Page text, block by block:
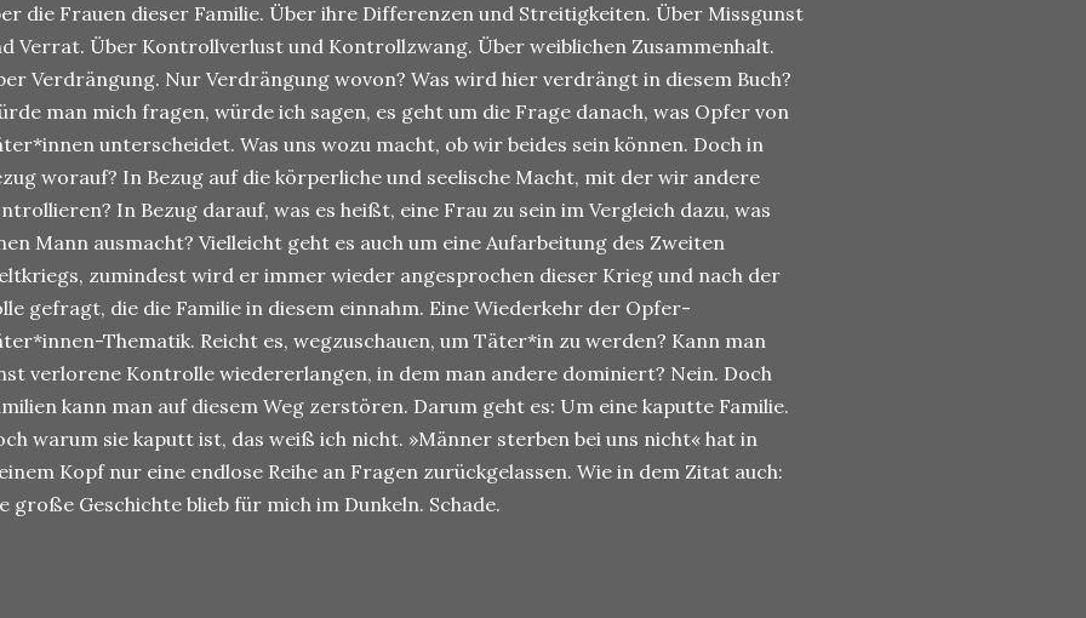
die Frauen dieser Familie. Über ihre Differenzen und Streitigkeiten. Über Missgunst
Verrat. Über Kontrollverlust und Kontrollzwang. Über weiblichen Zusammenhalt.
Verdrängung. Nur Verdrängung wovon? Was wird hier verdrängt in diesem Buch?
man mich fragen, würde ich sagen, es geht um die Frage danach, was Opfer von
unterscheidet. Was uns wozu macht, ob wir beides sein können. Doch in
worauf? In Bezug auf die körperliche und seelische Macht, mit der wir andere
In Bezug darauf, was es heißt, eine Frau zu sein im Vergleich dazu, was
Mann ausmacht? Vielleicht geht es auch um eine Aufarbeitung des Zweiten
zumindest wird er immer wieder angesprochen dieser Krieg und nach der
gefragt, die die Familie in diesem einnahm. Eine Wiederkehr der Opfer-
Thematik. Reicht es, wegzuschauen, um Täter*in zu werden? Kann man
verlorene Kontrolle wiedererlangen, in dem man andere dominiert? Nein. Doch
kann man auf diesem Weg zerstören. Darum geht es: Um eine kaputte Familie.
warum sie kaputt ist, das weiß ich nicht. »Männer sterben bei uns nicht« hat in
Kopf nur eine endlose Reihe an Fragen zurückgelassen. Wie in dem Zitat auch:
große Geschichte blieb für mich im Dunkeln. Schade.